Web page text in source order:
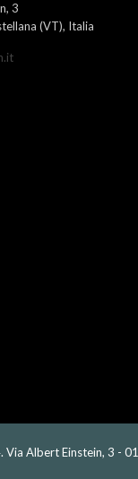
3
(VT), Italia
Via Albert Einstein, 3 -